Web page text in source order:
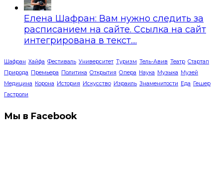
Елена Шафран: Вам нужно следить за
расписанием на сайте. Ссылка на сайт
интегрирована в текст....
Шафран Хайфа Фестиваль Университет Туризм Тель-Авив Театр Стартап
Природа Премьера Политика Открытия Опера Наука Музыка Музей
Медицина Корона История Искусство Израиль Знаменитости Еда Гешер
Гастроли
Мы в Facebook